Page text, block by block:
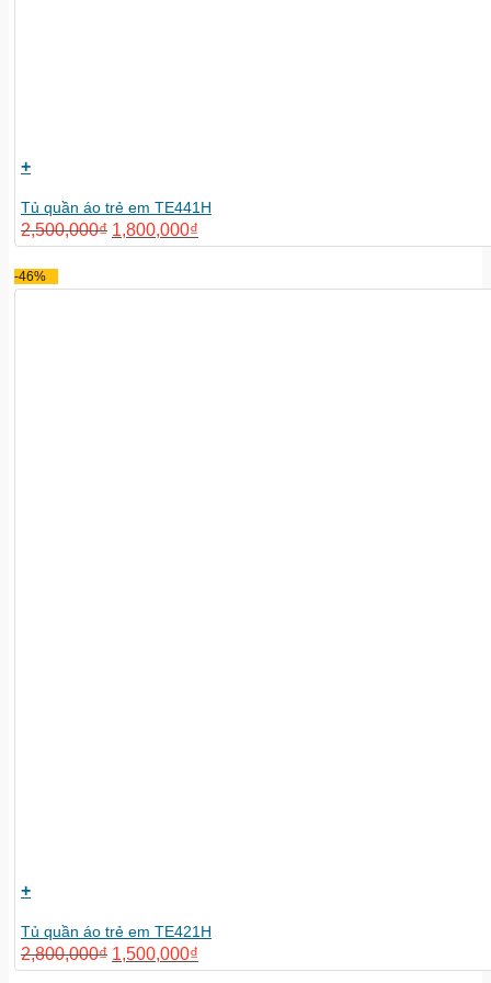
+
Tủ quần áo trẻ em TE441H
2,500,000₫ 1,800,000₫
-46%
+
Tủ quần áo trẻ em TE421H
2,800,000₫ 1,500,000₫